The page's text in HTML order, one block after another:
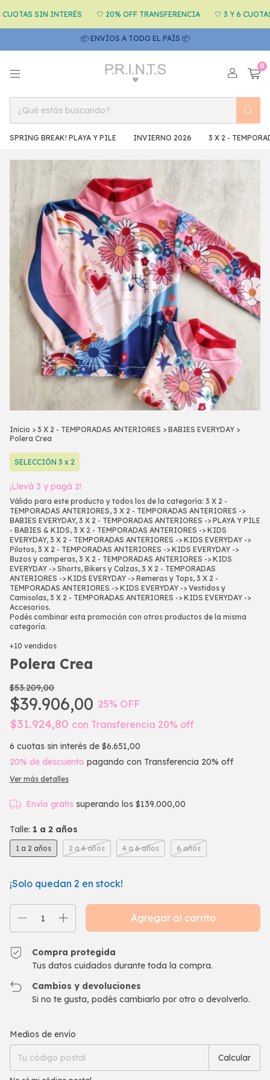
SIN INTERÉS 🤍 20% OFF TRANSFERENCIA 🤍 3 Y 6 CUOTAS SIN
📦 ENVÍOS A TODO EL PAÍS 📦
0
SPRING BREAK! PLAYA Y PILE INVIERNO 2026 3 X 2 -
Inicio > 3 X 2 - TEMPORADAS ANTERIORES > BABIES EVERYDAY >
Polera Crea
SELECCIÓN 3 x 2
¡Llevá 3 y pagá 2!
Válido para este producto y todos los de la categoría: 3 X 2 -
TEMPORADAS ANTERIORES, 3 X 2 - TEMPORADAS ANTERIORES ->
BABIES EVERYDAY, 3 X 2 - TEMPORADAS ANTERIORES -> PLAYA Y PILE
- BABIES & KIDS, 3 X 2 - TEMPORADAS ANTERIORES -> KIDS
EVERYDAY, 3 X 2 - TEMPORADAS ANTERIORES -> KIDS EVERYDAY ->
Pilotos, 3 X 2 - TEMPORADAS ANTERIORES -> KIDS EVERYDAY ->
Buzos y camperas, 3 X 2 - TEMPORADAS ANTERIORES -> KIDS
EVERYDAY -> Shorts, Bikers y Calzas, 3 X 2 - TEMPORADAS
ANTERIORES -> KIDS EVERYDAY -> Remeras y Tops, 3 X 2 -
TEMPORADAS ANTERIORES -> KIDS EVERYDAY -> Vestidos y
Camisolas, 3 X 2 - TEMPORADAS ANTERIORES -> KIDS EVERYDAY ->
Accesorios.
Podés combinar esta promoción con otros productos de la misma
categoría.
+10 vendidos
Polera Crea
$53.209,00
$39.906,00 25% OFF
$31.924,80 con Transferencia 20% off
6 cuotas sin interés de $6.651,00
20% de descuento pagando con Transferencia 20% off
Ver más detalles
Envío gratis superando los $139.000,00
Talle: 1 a 2 años
1 a 2 años 2 a 4 años 4 a 6 años 6 años
¡Solo quedan 2 en stock!
Compra protegida
Tus datos cuidados durante toda la compra.
Cambios y devoluciones
Si no te gusta, podés cambiarlo por otro o devolverlo.
Entregas para el CP:
Medios de envío
Calcular